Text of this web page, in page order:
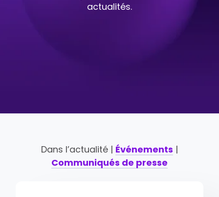
actualités.
Dans l’actualité | Événements |
Communiqués de presse